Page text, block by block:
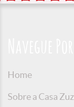
Home
Sobre a Casa